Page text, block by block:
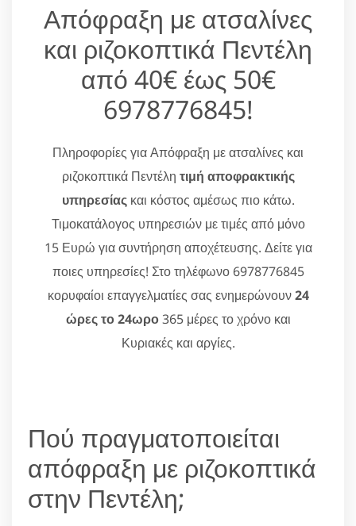
Απόφραξη με ατσαλίνες
και ριζοκοπτικά Πεντέλη
από 40€ έως 50€
6978776845!
Πληροφορίες για Απόφραξη με ατσαλίνες και
ριζοκοπτικά Πεντέλη τιμή αποφρακτικής
υπηρεσίαςκαι κόστος αμέσως πιο κάτω.
Τιμοκατάλογος υπηρεσιών με τιμές από μόνο
15 Ευρώ για συντήρηση αποχέτευσης. Δείτε για
ποιες υπηρεσίες! Στο τηλέφωνο 6978776845
κορυφαίοι επαγγελματίες σας ενημερώνουν24
ώρες το 24ωρο365 μέρες το χρόνο και
Κυριακές και αργίες.
Πού πραγματοποιείται
απόφραξη με ριζοκοπτικά
στην Πεντέλη;